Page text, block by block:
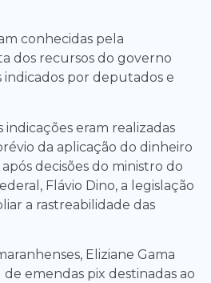
conhecidas pela
dos recursos do governo
indicados por deputados e
indicações eram realizadas
da aplicação do dinheiro
decisões do ministro do
Flávio Dino, a legislação
a rastreabilidade das
Eliziane Gama
emendas pix destinadas ao